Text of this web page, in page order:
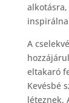
A
eltakaró
Kevésbé
léteznek.